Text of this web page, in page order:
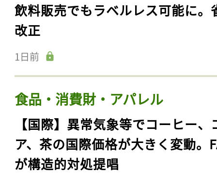
飲料販売でもラベルレス可能に。
改正
1日前
食品・消費財・アパレル
【国際】異常気象等でコーヒー、
ア、茶の国際価格が大きく変動。
が構造的対処提唱